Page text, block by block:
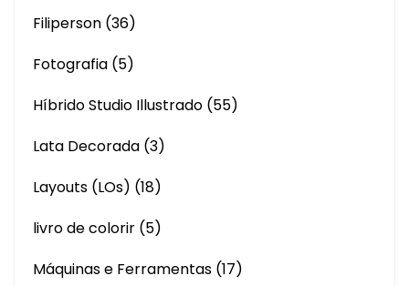
Filiperson (36)
Fotografia (5)
Híbrido Studio Illustrado (55)
Lata Decorada (3)
Layouts (LOs) (18)
livro de colorir (5)
Máquinas e Ferramentas (17)